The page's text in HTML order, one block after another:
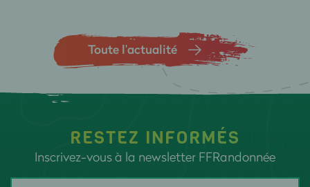
Toute l’actualité
RESTEZ INFORMÉS
Inscrivez-vous à la newsletter FFRandonnée